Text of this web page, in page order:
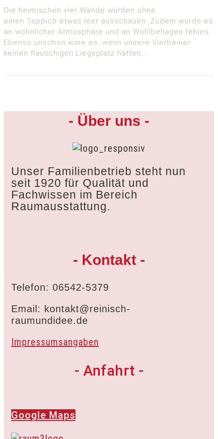
Die heimischen vier Wände würden ohne
einen Teppich etwas leer ausschauen. Zudem würde es
an wohnlicher Atmosphäre und an Wohlbehagen fehlen.
Ebenso unschön wäre es, wenn unsere Vierbeiner
keinen flauschigen Liegeplatz hätten,...
- Über uns -
Unser Familienbetrieb steht nun
seit 1920 für Qualität und
Fachwissen im Bereich
Raumausstattung.
- Kontakt -
Telefon: 06542-5379
Email: kontakt@reinisch-
raumundidee.de
Impressumsangaben
- Anfahrt -
Google Maps